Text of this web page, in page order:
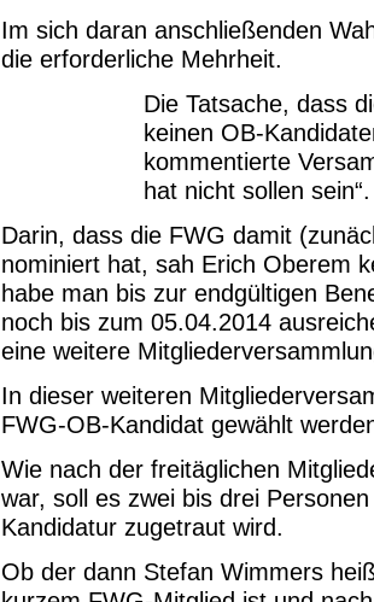
Im sich daran anschließenden
die erforderliche Mehrheit.
Die Tatsache, dass
keinen OB-
kommentierte
hat nicht sollen sein“.
Darin, dass die FWG damit
nominiert hat, sah Erich Oberem
habe man bis zur endgültigen
noch bis zum 05.04.2014
eine weitere
In dieser weiteren
FWG-OB-Kandidat gewählt
Wie nach der freitäglichen
war, soll es zwei bis drei
Kandidatur zugetraut wird.
Ob der dann Stefan Wimmers